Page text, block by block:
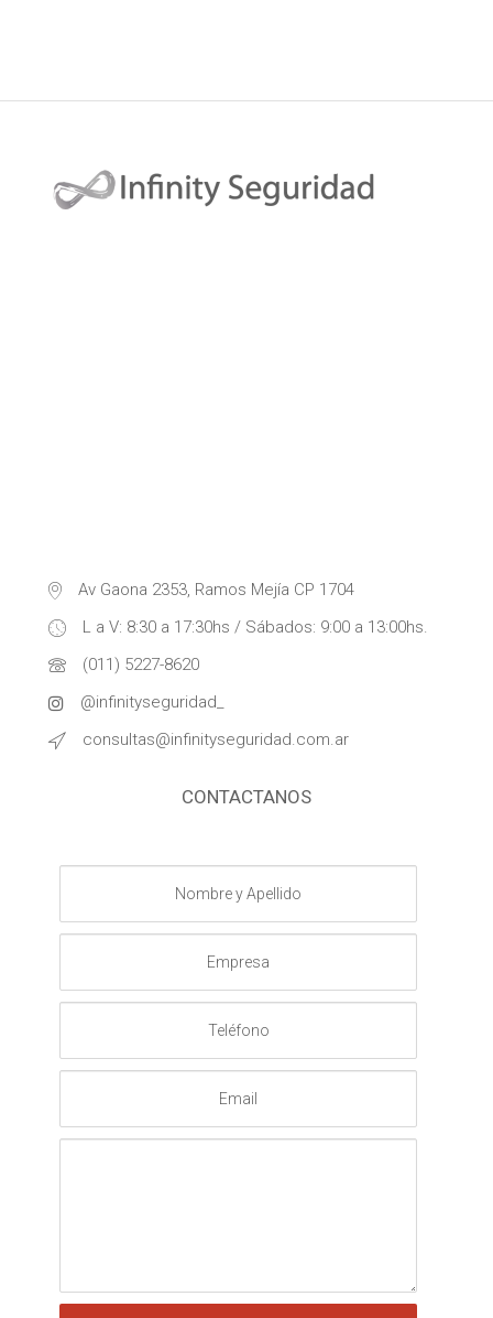
CONTACTANOS
Apellido
Av Gaona 2353, Ramos Mejía CP 1704
L a V: 8:30 a 17:30hs / Sábados: 9:00 a 13:00hs.
(011) 5227-8620
@infinityseguridad_
consultas@infinityseguridad.com.ar